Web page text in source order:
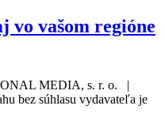
vo vašom regióne
MEDIA, s. r. o. |
bez súhlasu vydavateľa je